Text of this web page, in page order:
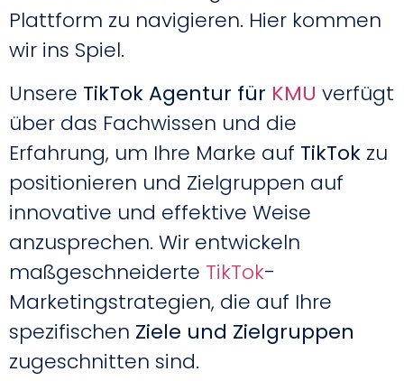
Plattform zu navigieren. Hier kommen
wir ins Spiel.
Unsere TikTok Agentur für KMU verfügt
über das Fachwissen und die
Erfahrung, um Ihre Marke auf TikTok zu
positionieren und Zielgruppen auf
innovative und effektive Weise
anzusprechen. Wir entwickeln
maßgeschneiderte TikTok-
Marketingstrategien, die auf Ihre
spezifischen Ziele und Zielgruppen
zugeschnitten sind.